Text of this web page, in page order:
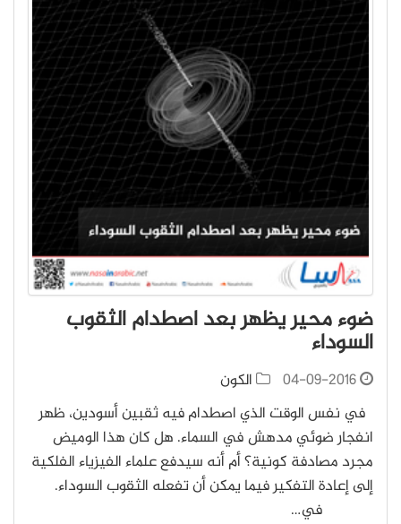
ضوء محير يظهر بعد اصطدام الثقوب
السوداء
04-09-2016
الكون
في نفس الوقت الذي اصطدام فيه ثقبين أسودين، ظهر
انفجار ضوئي مدهش في السماء. هل كان هذا الوميض
مجرد مصادفة كونية؟ أم أنه سيدفع علماء الفيزياء الفلكية
إلى إعادة التفكير فيما يمكن أن تفعله الثقوب السوداء.
في…